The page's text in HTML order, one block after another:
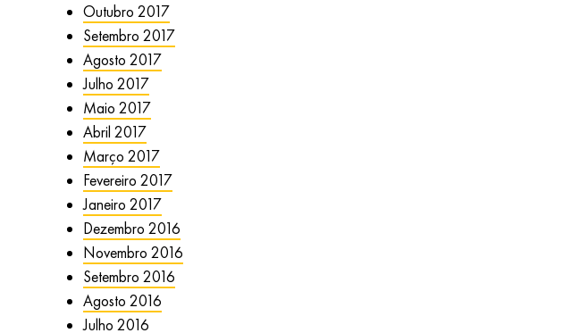
Outubro 2017
Setembro 2017
Agosto 2017
Julho 2017
Maio 2017
Abril 2017
Março 2017
Fevereiro 2017
Janeiro 2017
Dezembro 2016
Novembro 2016
Setembro 2016
Agosto 2016
Julho 2016